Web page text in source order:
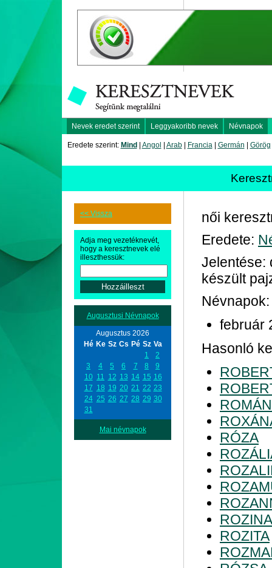
Nevek eredet szerint Leggyakoribb nevek Névnapok
Eredete szerint: Mind Angol Arab| Francia| Germán Görög
<< Vissza
Adja meg vezetéknevét,
hogy a keresztnevek elé
illeszthessük:
Augusztusi Névnapok
Augusztus 2026
Hé Ke Sz Cs Pé Sz Va
1
2
3
4 5 6 7 8
9
10 11 12 13 14 15 16
17 18 19 20 21 22 23
24 25 26 27 28 29 30
31
Mai névnapok
női
Eredete:
Jelentése:
készült
Névnapok:
február
Hasonló
RÓZA
ROZINA
ROZITA